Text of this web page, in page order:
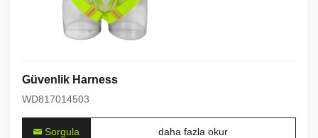
Güvenlik Harness
WD817014503
Sorgula daha fazla okur